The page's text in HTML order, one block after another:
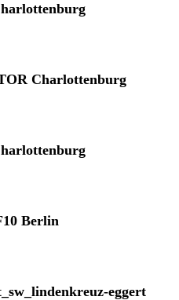
Charlottenburg
Berlin
eggert